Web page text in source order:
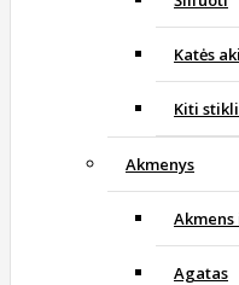
Katės
Kiti
Akmenys
Agatas